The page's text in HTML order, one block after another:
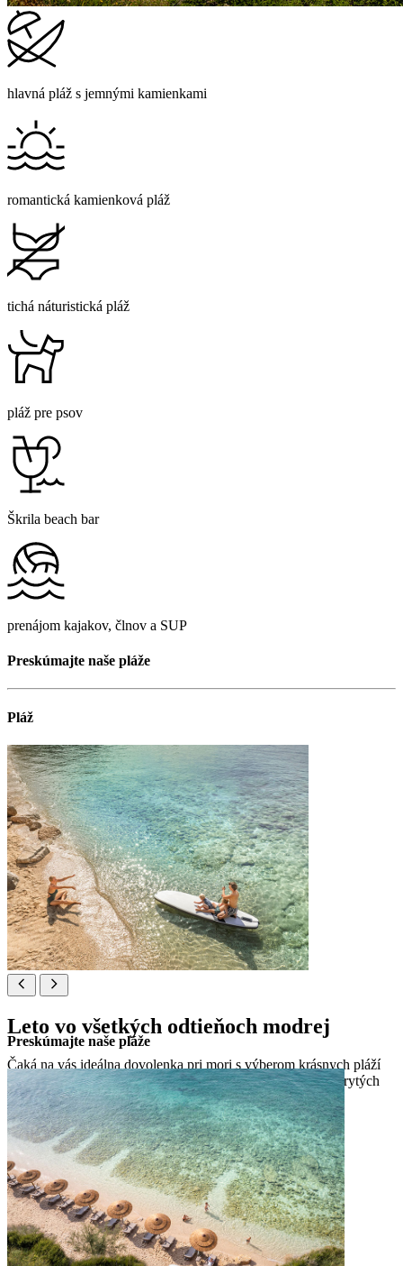
hlavná pláž s jemnými kamienkami
romantická kamienková pláž
tichá náturistická pláž
pláž pre psov
Škrila beach bar
prenájom kajakov, člnov a SUP
Preskúmajte naše pláže
Pláž
Leto vo všetkých odtieňoch modrej
Čaká na vás ideálna dovolenka pri mori s výberom krásnych pláží
pre rodiny, páry, náturistov a domácich miláčikov, ako aj skrytých
zátok pozdĺž malebného pobrežia.
Preskúmajte naše pláže